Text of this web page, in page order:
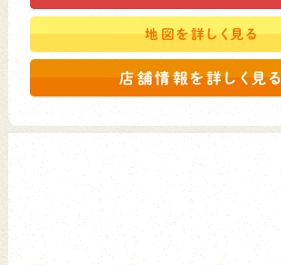
地図を詳しく見る
店舗情報を詳しく見る